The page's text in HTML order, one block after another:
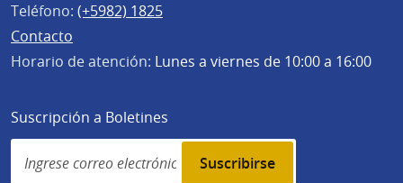
Teléfono: (+5982) 1825
Contacto
Horario de atención: Lunes a viernes de 10:00 a 16:00
Suscripción a Boletines
Simplenews
subscription